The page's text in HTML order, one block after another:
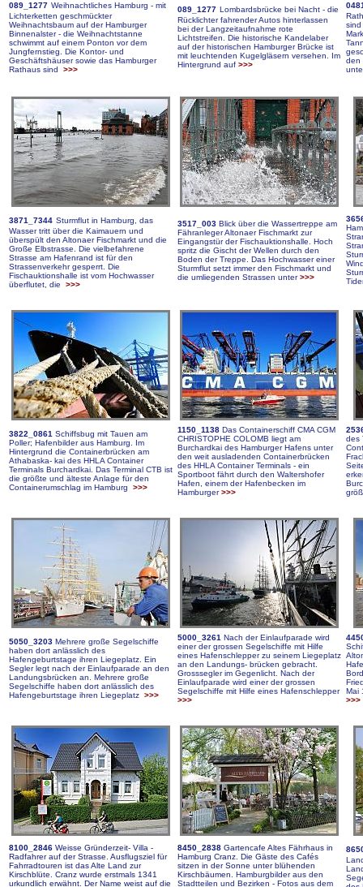
089_1277 Weihnachtliches Hamburg - mit
Lichterketten geschmückter
Weihnachtsbaum auf der Hamburger
Binnenalster - die Weihnachtstanne
schwimmt auf einem Ponton vor dem
Jungfernstieg. Die Kontor- und
Geschäftshäuser sowie das Hamburger
Rathaus sind
>>>
089_1277 Lombardsbrücke bei Nacht - die
Rücklichter fahrender Autos hinterlassen
bei der Langzeitaufnahme rote
Lichtstreifen. Die historische Kandelaber
auf der historischen Hamburger Brücke ist
mit leuchtenden Kugelgläsern versehen. Im
Hintergrund auf >>>
den
3871_7344 Sturmflut in Hamburg, das
Wasser tritt über die Kaimauern und
überspült den Altonaer Fischmarkt und die
Große Elbstrasse. Die vielbefahrene
Strasse am Hafenrand ist für den
Strassenverkehr gesperrt. Die
Fischauktionshalle ist vom Hochwasser
überflutet, die
>>>
3517 003 Blick über die Wassertreppe am
Fähranleger Altonaer Fischmarkt zur
Eingangstür der Fischauktionshalle. Hoch
spritz die Gischt der Wellen durch den
Boden der Treppe. Das Hochwasser einer
Sturmflut setzt immer den Fischmarkt und
die umliegenden Strassen unter >>>
36
3822_0861 Schiffsbug mit Tauen am
Poller; Hafenbilder aus Hamburg. Im
Hintergrund die Containerbrücken am
Athabaska- kai des HHLA Container
Terminals Burchardkai. Das Terminal CTB ist
die größte und älteste Anlage für den
Containerumschlag im Hamburg
>>>
1150_1138 Das Containerschiff CMA CGM
CHRISTOPHE COLOMB liegt am
Burchardkai des Hamburger Hafens unter
den weit ausladenden Containerbrücken
des HHLA Container Terminals - ein
Sportboot fährt durch den Waltershofer
Hafen, einem der Hafenbecken im
Hamburger>>>
des
5050_3203 Mehrere große Segelschiffe
haben dort anlässlich des
Hafengeburtstage ihren Liegeplatz. Ein
Segler legt nach der Einlaufparade an den
Landungsbrücken an. Mehrere große
Segelschiffe haben dort anlässlich des
Hafengeburtstage ihren Liegeplatz >>>
5000_3261 Nach der Einlaufparade wird
einer der grossen Segelschiffe mit Hilfe
eines Hafenschlepper zu seinem Liegeplatz
an den Landungs- brücken gebracht.
Grosssegler im Gegenlicht. Nach der
Einlaufparade wird einer der grossen
Segelschiffe mit Hilfe eines Hafenschlepper
>>>
Mai
>>>
8100_2846 Weisse Gründerzeit- Villa -
Radfahrer auf der Strasse. Ausflugsziel für
Fahrradtouren ist das Alte Land zur
Kirschblüte. Cranz wurde erstmals 1341
urkundlich erwähnt. Der Name weist auf die
8450_2838 Gartencafe Altes Fährhaus in
Hamburg Cranz. Die Gäste des Cafés
sitzen in der Sonne unter blühenden
Kirschbäumen. Hamburgbilder aus den
Stadtteilen und Bezirken - Fotos aus dem